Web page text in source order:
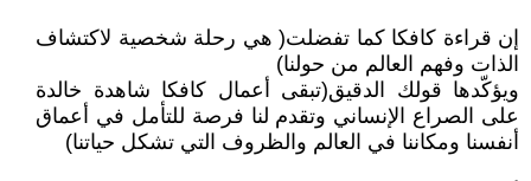
إن قراءة كافكا كما تفضلت( هي رحلة شخصية لاكتشاف
الذات وفهم العالم من حولنا)
ويؤكّدها قولك الدقيق(تبقى أعمال كافكا شاهدة خالدة
على الصراع الإنساني وتقدم لنا فرصة للتأمل في أعماق
أنفسنا ومكاننا في العالم والظروف التي تشكل حياتنا)